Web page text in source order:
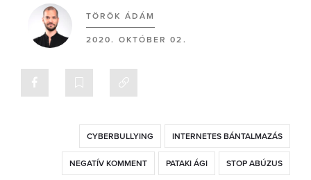
TÖRÖK ÁDÁM
2020. OKTÓBER 02.
CYBERBULLYING INTERNETES BÁNTALMAZÁS
NEGATÍV KOMMENT PATAKI ÁGI STOP ABÚZUS